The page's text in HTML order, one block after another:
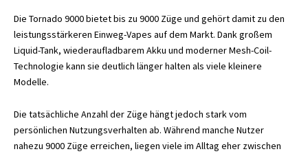
Die Tornado 9000 bietet bis zu 9000 Züge und gehört damit zu den
leistungsstärkeren Einweg-Vapes auf dem Markt. Dank großem
Liquid-Tank, wiederaufladbarem Akku und moderner Mesh-Coil-
Technologie kann sie deutlich länger halten als viele kleinere
Modelle.
Die tatsächliche Anzahl der Züge hängt jedoch stark vom
persönlichen Nutzungsverhalten ab. Während manche Nutzer
nahezu 9000 Züge erreichen, liegen viele im Alltag eher zwischen